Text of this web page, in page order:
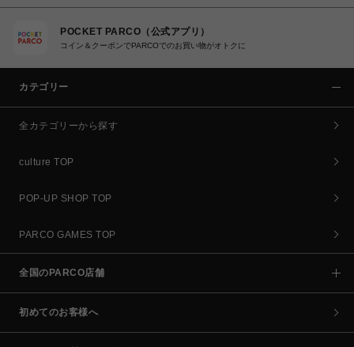
POCKET PARCO（公式アプリ）
コイン＆クーポンでPARCOでのお買い物がオトクに
カテゴリー
全カテゴリーから探す
culture TOP
POP-UP SHOP TOP
PARCO GAMES TOP
全国のPARCO店舗
初めてのお客様へ